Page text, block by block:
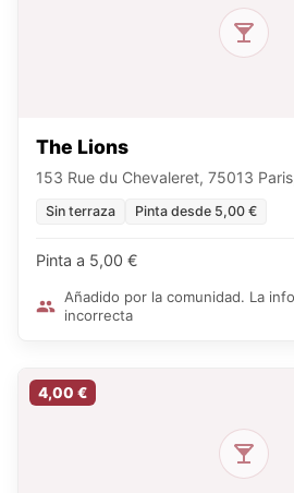
The Lions
153 Rue du Chevaleret, 75013
Sin terraza Pinta desde 5,00 €
Pinta a 5,00 €
Añadido por la comunidad. La
incorrecta
4,00 €